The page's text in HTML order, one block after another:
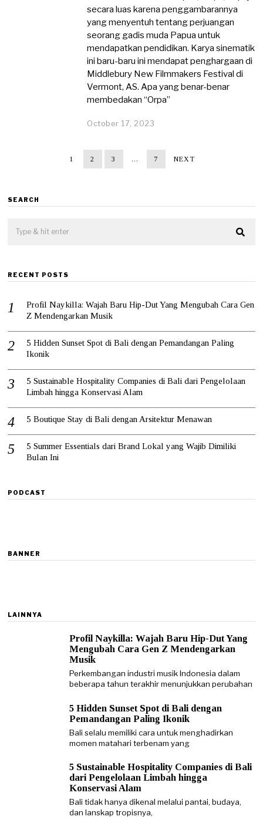
secara luas karena penggambarannya
yang menyentuh tentang perjuangan
seorang gadis muda Papua untuk
mendapatkan pendidikan. Karya sinematik
ini baru-baru ini mendapat penghargaan di
Middlebury New Filmmakers Festival di
Vermont, AS. Apa yang benar-benar
membedakan “Orpa”
October 17, 2023
1 2 3 … 7 NEXT
SEARCH
RECENT POSTS
Profil Naykilla: Wajah Baru Hip-Dut Yang Mengubah Cara Gen
Z Mendengarkan Musik
5 Hidden Sunset Spot di Bali dengan Pemandangan Paling
Ikonik
5 Sustainable Hospitality Companies di Bali dari Pengelolaan
Limbah hingga Konservasi Alam
5 Boutique Stay di Bali dengan Arsitektur Menawan
5 Summer Essentials dari Brand Lokal yang Wajib Dimiliki
Bulan Ini
PODCAST
BANNER
LAINNYA
Profil Naykilla: Wajah Baru Hip-Dut Yang
Mengubah Cara Gen Z Mendengarkan
Musik
Perkembangan industri musik Indonesia dalam
beberapa tahun terakhir menunjukkan perubahan
5 Hidden Sunset Spot di Bali dengan
Pemandangan Paling Ikonik
Bali selalu memiliki cara untuk menghadirkan
momen matahari terbenam yang
5 Sustainable Hospitality Companies di Bali
dari Pengelolaan Limbah hingga
Konservasi Alam
Bali tidak hanya dikenal melalui pantai, budaya,
dan lanskap tropisnya,